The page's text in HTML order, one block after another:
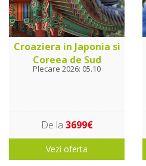
Croaziera in Japonia si
Coreea de Sud
Plecare 2026: 05.10
De la 3699€
Vezi oferta